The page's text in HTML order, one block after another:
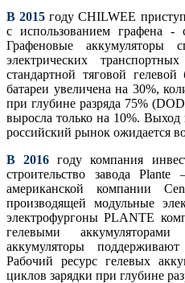
В 2015 году CHILWEE
с использованием графена -
Графеновые аккумуляторы
электрических
стандартной тяговой гелевой
батареи увеличена на 30%,
при глубине разряда 75%
выросла только на 10%. Выход
российский рынок ожидается
В 2016году компания
строительство завода
американской компании
производящей модульные
электрофургоны PLANTE
гелевыми
аккумуляторы
Рабочий ресурс гелевых
циклов зарядки при глубине